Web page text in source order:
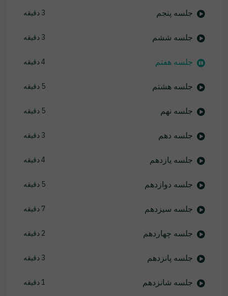
جلسه پنجم 3 دقیقه
جلسه ششم 3 دقیقه
جلسه هفتم 4 دقیقه
جلسه هشتم 5 دقیقه
جلسه نهم 5 دقیقه
جلسه دهم 3 دقیقه
جلسه یازدهم 4 دقیقه
جلسه دوازدهم 5 دقیقه
جلسه سیزدهم 7 دقیقه
جلسه چهاردهم 2 دقیقه
جلسه پانزدهم 3 دقیقه
جلسه شانزدهم 1 دقیقه